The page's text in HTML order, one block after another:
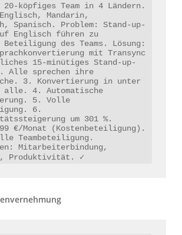
köpfiges Team in 4 Ländern.
Mandarin,
Spanisch. Problem: Stand-up-
Englisch führen zu
Beteiligung des Teams. Lösung:
mit Transync
15-minütiges Stand-up-
Alle sprechen ihre
3. Konvertierung in unter
alle. 4. Automatische
5. Volle
6.
um 301 %.
€/Monat (Kostenbeteiligung).
Teambeteiligung.
Mitarbeiterbindung,
Produktivität. ✓